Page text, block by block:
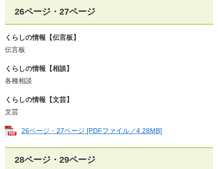
26ページ・27ページ​​​​
くらしの情報【​伝言板】
伝言板
くらしの情報【相談】
各種相談
くらしの情報【文芸】
文芸
26ページ・27ページ​​​​ [PDFファイル／4.28MB]
28ページ・29ページ​